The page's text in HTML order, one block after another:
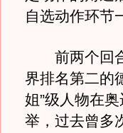
自选动作环节
前两个回合
界排名第二的
姐”级人物在
举，过去曾多